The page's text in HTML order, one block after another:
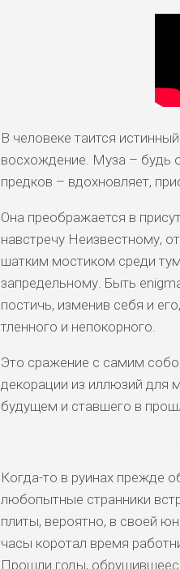
В человеке таится
восхождение. Муза – будь
предков – вдохновляет,
Она преображается в
навстречу Неизвестному,
шатким мостиком среди
запредельному. Быть
постичь, изменив себя и
тленного и непокорного.
Это сражение с самим
декорации из иллюзий для
будущем и ставшего в
Когда-то в руинах прежде
любопытные странники
плиты, вероятно, в своей
часы коротал время
Прошли годы,